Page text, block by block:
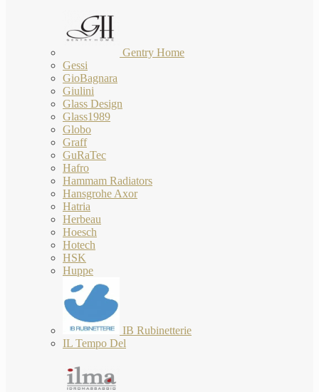
Gentry Home
Gessi
GioBagnara
Giulini
Glass Design
Glass1989
Globo
Graff
GuRaTec
Hafro
Hammam Radiators
Hansgrohe Axor
Hatria
Herbeau
Hoesch
Hotech
HSK
Huppe
IB Rubinetterie
IL Tempo Del